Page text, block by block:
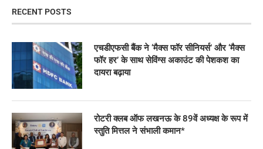
RECENT POSTS
एचडीएफसी बैंक ने ‘मैक्स फॉर सीनियर्स’ और ‘मैक्स
फॉर हर’ के साथ सेविंग्स अकाउंट की पेशकश का
दायरा बढ़ाया
रोटरी क्लब ऑफ लखनऊ के 89वें अध्यक्ष के रूप में
स्तुति मित्तल ने संभाली कमान*